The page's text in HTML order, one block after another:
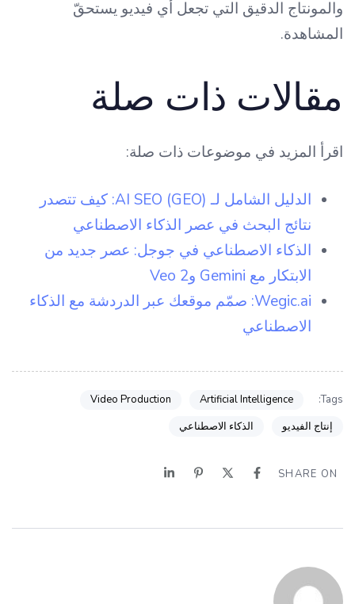
والمونتاج الدقيق التي تجعل أي فيديو يستحقّ
المشاهدة.
مقالات ذات صلة
اقرأ المزيد في موضوعات ذات صلة:
الدليل الشامل لـ AI SEO (GEO): كيف تتصدر
نتائج البحث في عصر الذكاء الاصطناعي
الذكاء الاصطناعي في جوجل: عصر جديد من
الابتكار مع Gemini وVeo 2
Wegic.ai: صمّم موقعك عبر الدردشة مع الذكاء
الاصطناعي
Tags:
Artificial Intelligence
Video Production
إنتاج الفيديو
الذكاء الاصطناعي
SHARE ON